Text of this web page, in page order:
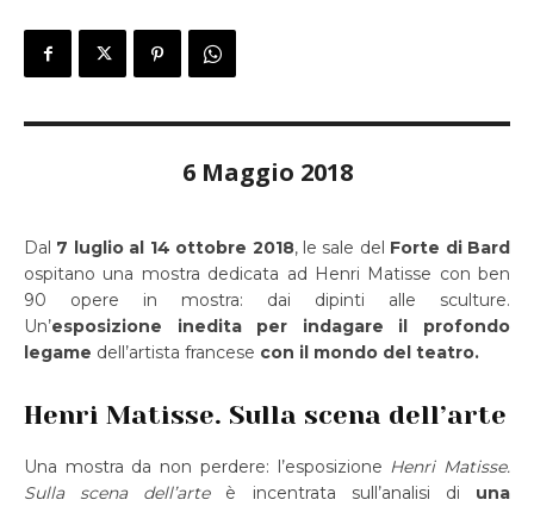
6 Maggio 2018
Dal 7 luglio al 14 ottobre 2018, le sale del Forte di Bard
ospitano una mostra dedicata ad Henri Matisse con ben
90 opere in mostra: dai dipinti alle sculture.
Un’esposizione inedita per indagare il profondo
legame dell’artista francese con il mondo del teatro.
Henri Matisse. Sulla scena dell’arte
Una mostra da non perdere: l’esposizione Henri Matisse.
Sulla scena dell’arteè incentrata sull’analisi di una